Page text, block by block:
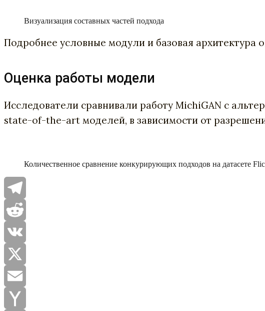
Визуализация составных частей подхода
Подробнее условные модули и базовая архитектура
Оценка работы модели
Исследователи сравнивали работу MichiGAN с
state-of-the-art моделей, в зависимости от
Количественное сравнение конкурирующих подходов на датасете
Telegram
Reddit
VK
X
Email